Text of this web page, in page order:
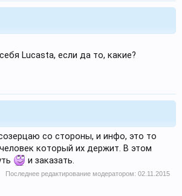
Lucasta, если да то, какие?
со стороны, и инфо, это то
который их держит. В этом
и заказать.
Последнее редактирование модератором: 02.11.2015